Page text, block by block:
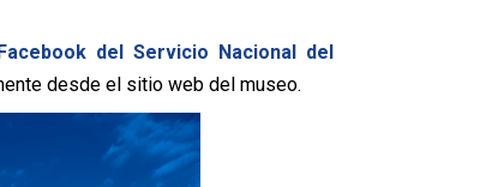
del Servicio Nacional del
desde el sitio web del museo.